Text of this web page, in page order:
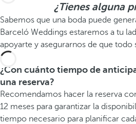
¿Tienes alguna
Sabemos que una boda puede
Barceló Weddings estaremos a tu
apoyarte y asegurarnos de que todo
¿Con cuánto tiempo de
una reserva?
Recomendamos hacer la reserva
12 meses para garantizar la
tiempo necesario para planificar